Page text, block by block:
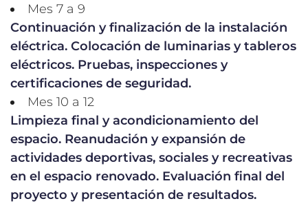
Mes 7 a 9
Continuación y finalización de la instalación
eléctrica. Colocación de luminarias y tableros
eléctricos. Pruebas, inspecciones y
certificaciones de seguridad.
Mes 10 a 12
Limpieza final y acondicionamiento del
espacio. Reanudación y expansión de
actividades deportivas, sociales y recreativas
en el espacio renovado. Evaluación final del
proyecto y presentación de resultados.